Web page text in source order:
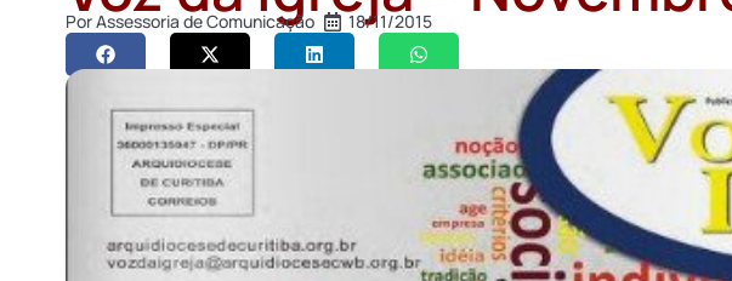
PorAssessoria de Comunicação 18/11/2015